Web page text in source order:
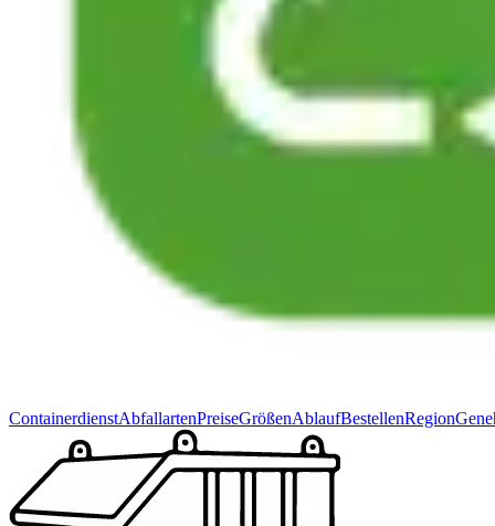
ContainerdienstAbfallartenPreiseGrößenAblaufBestellenRegion